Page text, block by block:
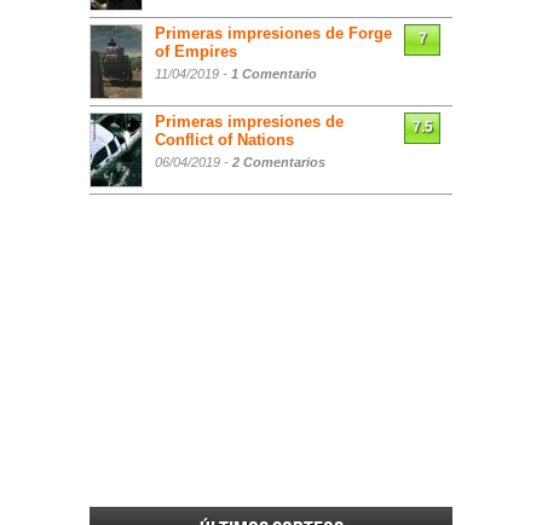
Primeras impresiones de Forge
of Empires
11/04/2019 - 1 Comentario
7
Primeras impresiones de
Conflict of Nations
06/04/2019 - 2 Comentarios
7.5